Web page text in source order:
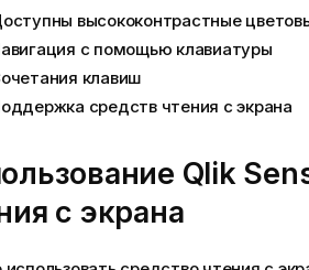
высококонтрастные
с помощью клавиатуры
клавиш
средств чтения с экрана
Qlik
с экрана